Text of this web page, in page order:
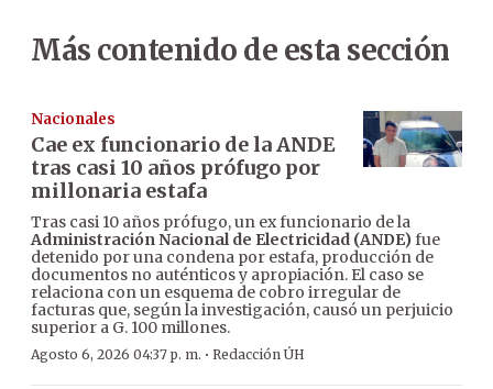
Más contenido de esta sección
Nacionales
Cae ex funcionario de la ANDE
tras casi 10 años prófugo por
millonaria estafa
Tras casi 10 años prófugo, un ex funcionario de la
Administración Nacional de Electricidad (ANDE)fue
detenido por una condena por estafa, producción de
documentos no auténticos y apropiación. El caso se
relaciona con un esquema de cobro irregular de
facturas que, según la investigación, causó un perjuicio
superior a G. 100 millones.
Agosto 6, 2026 04:37 p. m. · Redacción ÚH